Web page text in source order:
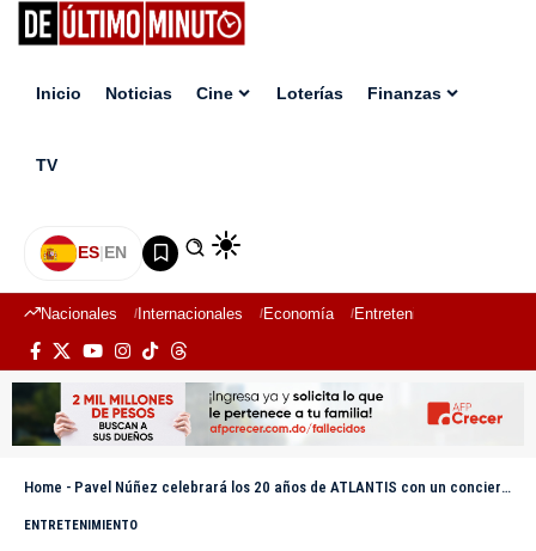
Inicio Noticias Cine Loterías Finanzas
TV
ES|EN
Nacionales Internacionales Economía Entretenimiento
Home - Pavel Núñez celebrará los 20 años de ATLANTIS con un concierto inolvidable
ENTRETENIMIENTO